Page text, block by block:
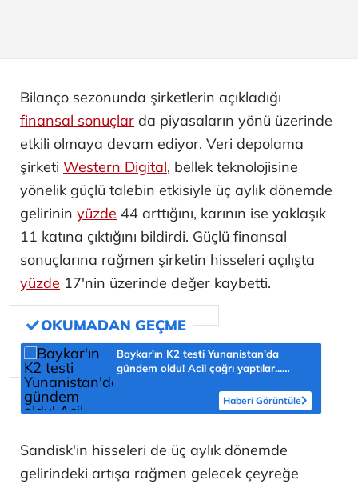
Bilanço sezonunda şirketlerin açıkladığı
finansal sonuçlar da piyasaların yönü üzerinde
etkili olmaya devam ediyor. Veri depolama
şirketi Western Digital, bellek teknolojisine
yönelik güçlü talebin etkisiyle üç aylık dönemde
gelirinin yüzde 44 arttığını, karının ise yaklaşık
11 katına çıktığını bildirdi. Güçlü finansal
sonuçlarına rağmen şirketin hisseleri açılışta
yüzde 17'nin üzerinde değer kaybetti.
Baykar'ın K2 testi Yunanistan'da
gündem oldu! Acil çağrı yaptılar...
Haberi Görüntüle
Sandisk'in hisseleri de üç aylık dönemde
gelirindeki artışa rağmen gelecek çeyreğe